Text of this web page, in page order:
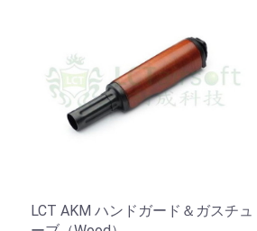
LCT AKM ハンドガード＆ガスチュ